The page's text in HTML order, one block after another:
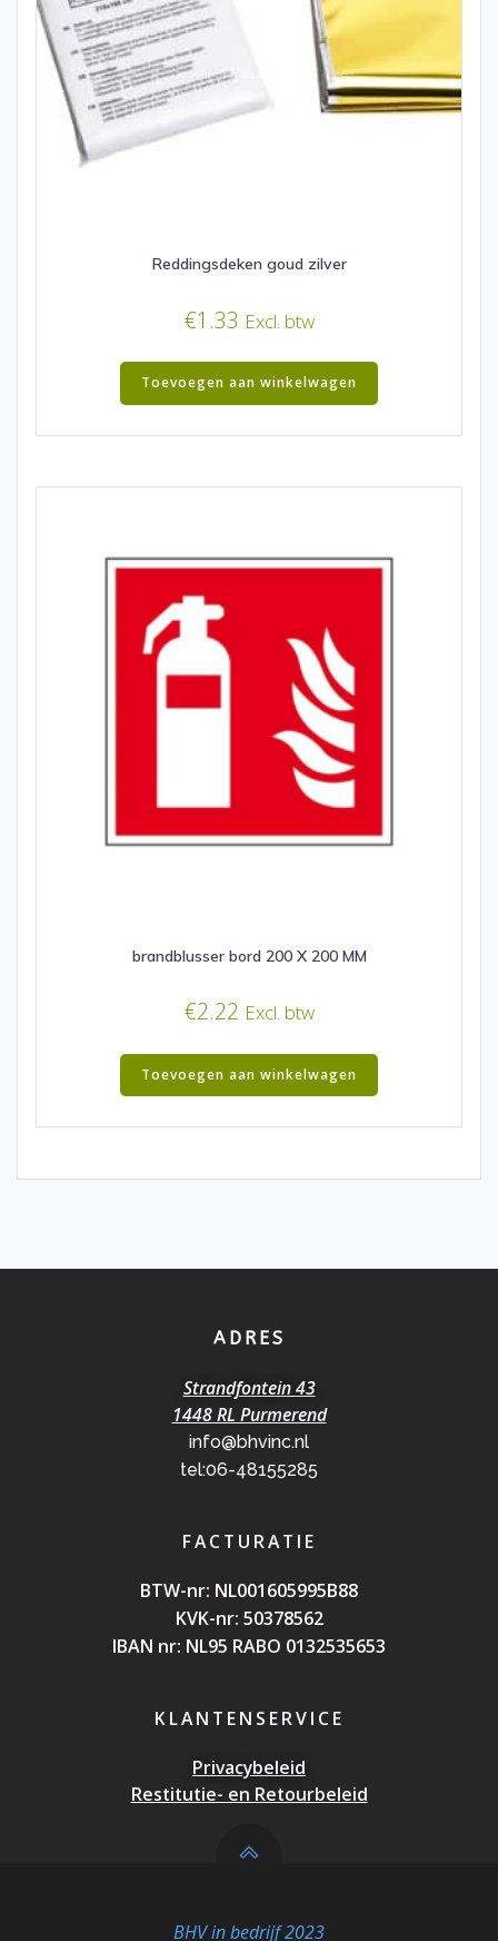
Reddingsdeken goud zilver
€1.33 Excl. btw
Toevoegen aan winkelwagen
brandblusser bord 200 X 200 MM
€2.22 Excl. btw
Toevoegen aan winkelwagen
ADRES
Strandfontein 43
1448 RL Purmerend
info@bhvinc.nl
tel:06-48155285
FACTURATIE
BTW-nr: NL001605995B88
KVK-nr: 50378562
IBAN nr: NL95 RABO 0132535653
KLANTENSERVICE
Privacybeleid
Restitutie- en Retourbeleid
BHV in bedrijf 2023